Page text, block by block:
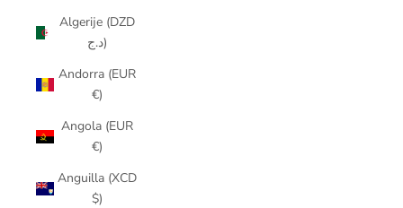
Algerije (DZD
د.ج)
Andorra (EUR
€)
Angola (EUR
€)
Anguilla (XCD
$)